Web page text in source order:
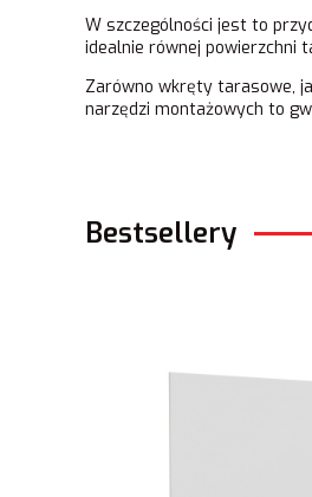
W szczególności jest to
idealnie równej powierzchni
Zarówno wkręty tarasowe,
narzędzi montażowych to
Bestsellery